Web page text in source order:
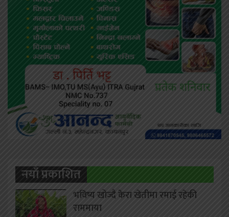
नयाँ प्रकाशित
भविष्य खोज्दै केरा खेतीमा रमाई रहेकी
राममाया